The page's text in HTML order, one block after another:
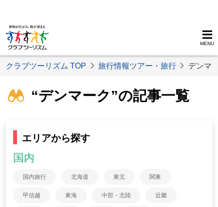
MENU
クラブツーリズム TOP 旅行情報ツアー・旅行 デンマ
“デンマーク”の記事一覧
エリアから探す
国内
国内旅行 北海道 東北 関東
甲信越 東海 中部・北陸 近畿